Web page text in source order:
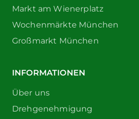
Markt am Wienerplatz
Wochenmärkte München
Großmarkt München
INFORMATIONEN
Über uns
Drehgenehmigung